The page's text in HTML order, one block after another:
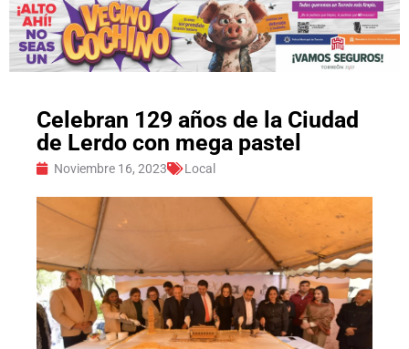
Celebran 129 años de la Ciudad
de Lerdo con mega pastel
Noviembre 16, 2023 Local